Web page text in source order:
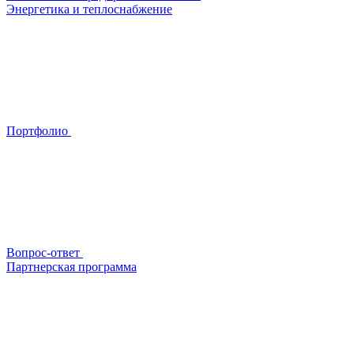
Энергетика и теплоснабжение
Портфолио
Вопрос-ответ
Партнерская программа